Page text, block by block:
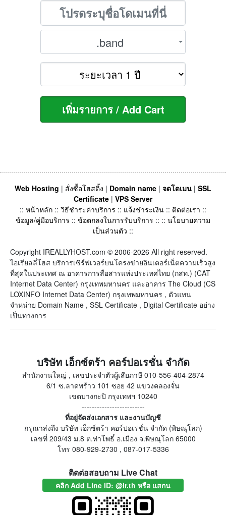
.band
Web Hosting | สั่งซื้อโฮสติ้ง | Domain name | จดโดเมน | SSL
Certificate | VPS Server
:: หน้าหลัก :: วิธีชำระค่าบริการ :: แจ้งชำระเงิน :: ติดต่อเรา ::
ข้อมูล/คู่มือบริการ :: ข้อตกลงในการรับบริการ :: :: นโยบายความ
เป็นส่วนตัว ::
Copyright IREALLYHOST.com © 2006-2026 All right reserved.
ไอเรียลลี่โฮส บริการเซิร์ฟเวอร์บนโครงข่ายอินเตอร์เน็ตความเร็วสูง
ที่สุดในประเทศ ณ อาคารการสื่อสารแห่งประเทศไทย (กสท.) (CAT
Internet Data Center) กรุงเทพมหานคร และอาคาร The Cloud (CS
LOXINFO Internet Data Center) กรุงเทพมหานคร , ตัวแทน
จำหน่าย Domain Name , SSL Certificate , Digital Certificate อย่าง
เป็นทางการ
บริษัท เอ็กซ์ตร้า คอร์ปอเรชั่น จำกัด
สำนักงานใหญ่ , เลขประจำตัวผู้เสียภาษี 010-556-404-2874
6/1 ซ.ลาดพร้าว 101 ซอย 42 แขวงคลองจั่น
เขตบางกะปิ กรุงเทพฯ 10240
-------------------------
ที่อยู่จัดส่งเอกสาร และงานบัญชี
กรุณาส่งถึง บริษัท เอ็กซ์ตร้า คอร์ปอเรชั่น จำกัด (พิษณุโลก)
เลขที่ 209/43 ม.8 ต.ท่าโพธิ์ อ.เมือง จ.พิษณุโลก 65000
โทร 080-929-2730 , 087-017-5336
ติดต่อสอบถาม Live Chat
คลิก Add Line ID: @ir.th หรือ แสกน